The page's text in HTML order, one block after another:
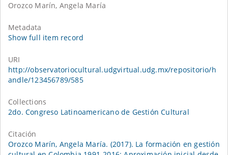
Orozco Marín, Angela María
Metadata
Show full item record
URI
http://observatoriocultural.udgvirtual.udg.mx/repositorio/h
andle/123456789/585
Collections
2do. Congreso Latinoamericano de Gestión Cultural
Citación
Orozco Marín, Angela María. (2017). La formación en gestión